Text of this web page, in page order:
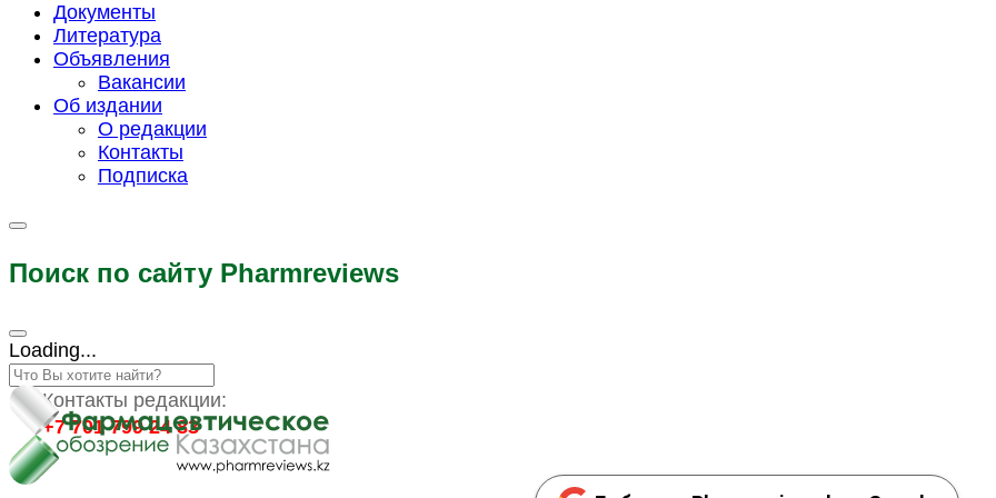
Документы
Литература
Объявления
Вакансии
Об издании
О редакции
Контакты
Подписка
Поиск по сайту Pharmreviews
Loading...
Контакты редакции:
+7 701 799 24 83